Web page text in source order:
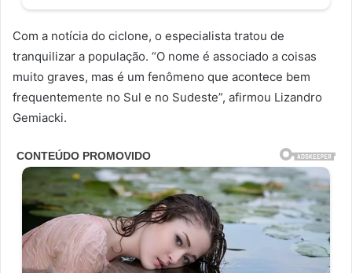
Com a notícia do ciclone, o especialista tratou de
tranquilizar a população. “O nome é associado a coisas
muito graves, mas é um fenômeno que acontece bem
frequentemente no Sul e no Sudeste”, afirmou Lizandro
Gemiacki.